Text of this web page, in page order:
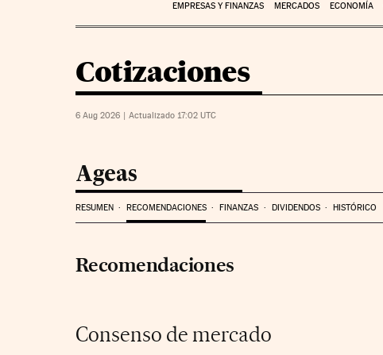
EMPRESAS Y FINANZAS MERCADOS ECONOMÍA
Cotizaciones
6 Aug 2026 | Actualizado 17:02 UTC
Ageas
RESUMEN RECOMENDACIONES FINANZAS DIVIDENDOS HISTÓRICO
Recomendaciones
Consenso de mercado